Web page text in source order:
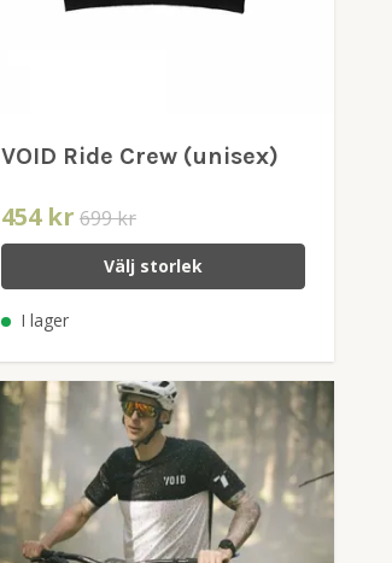
VOID Ride Crew (unisex)
454 kr 699 kr
Välj storlek
I lager